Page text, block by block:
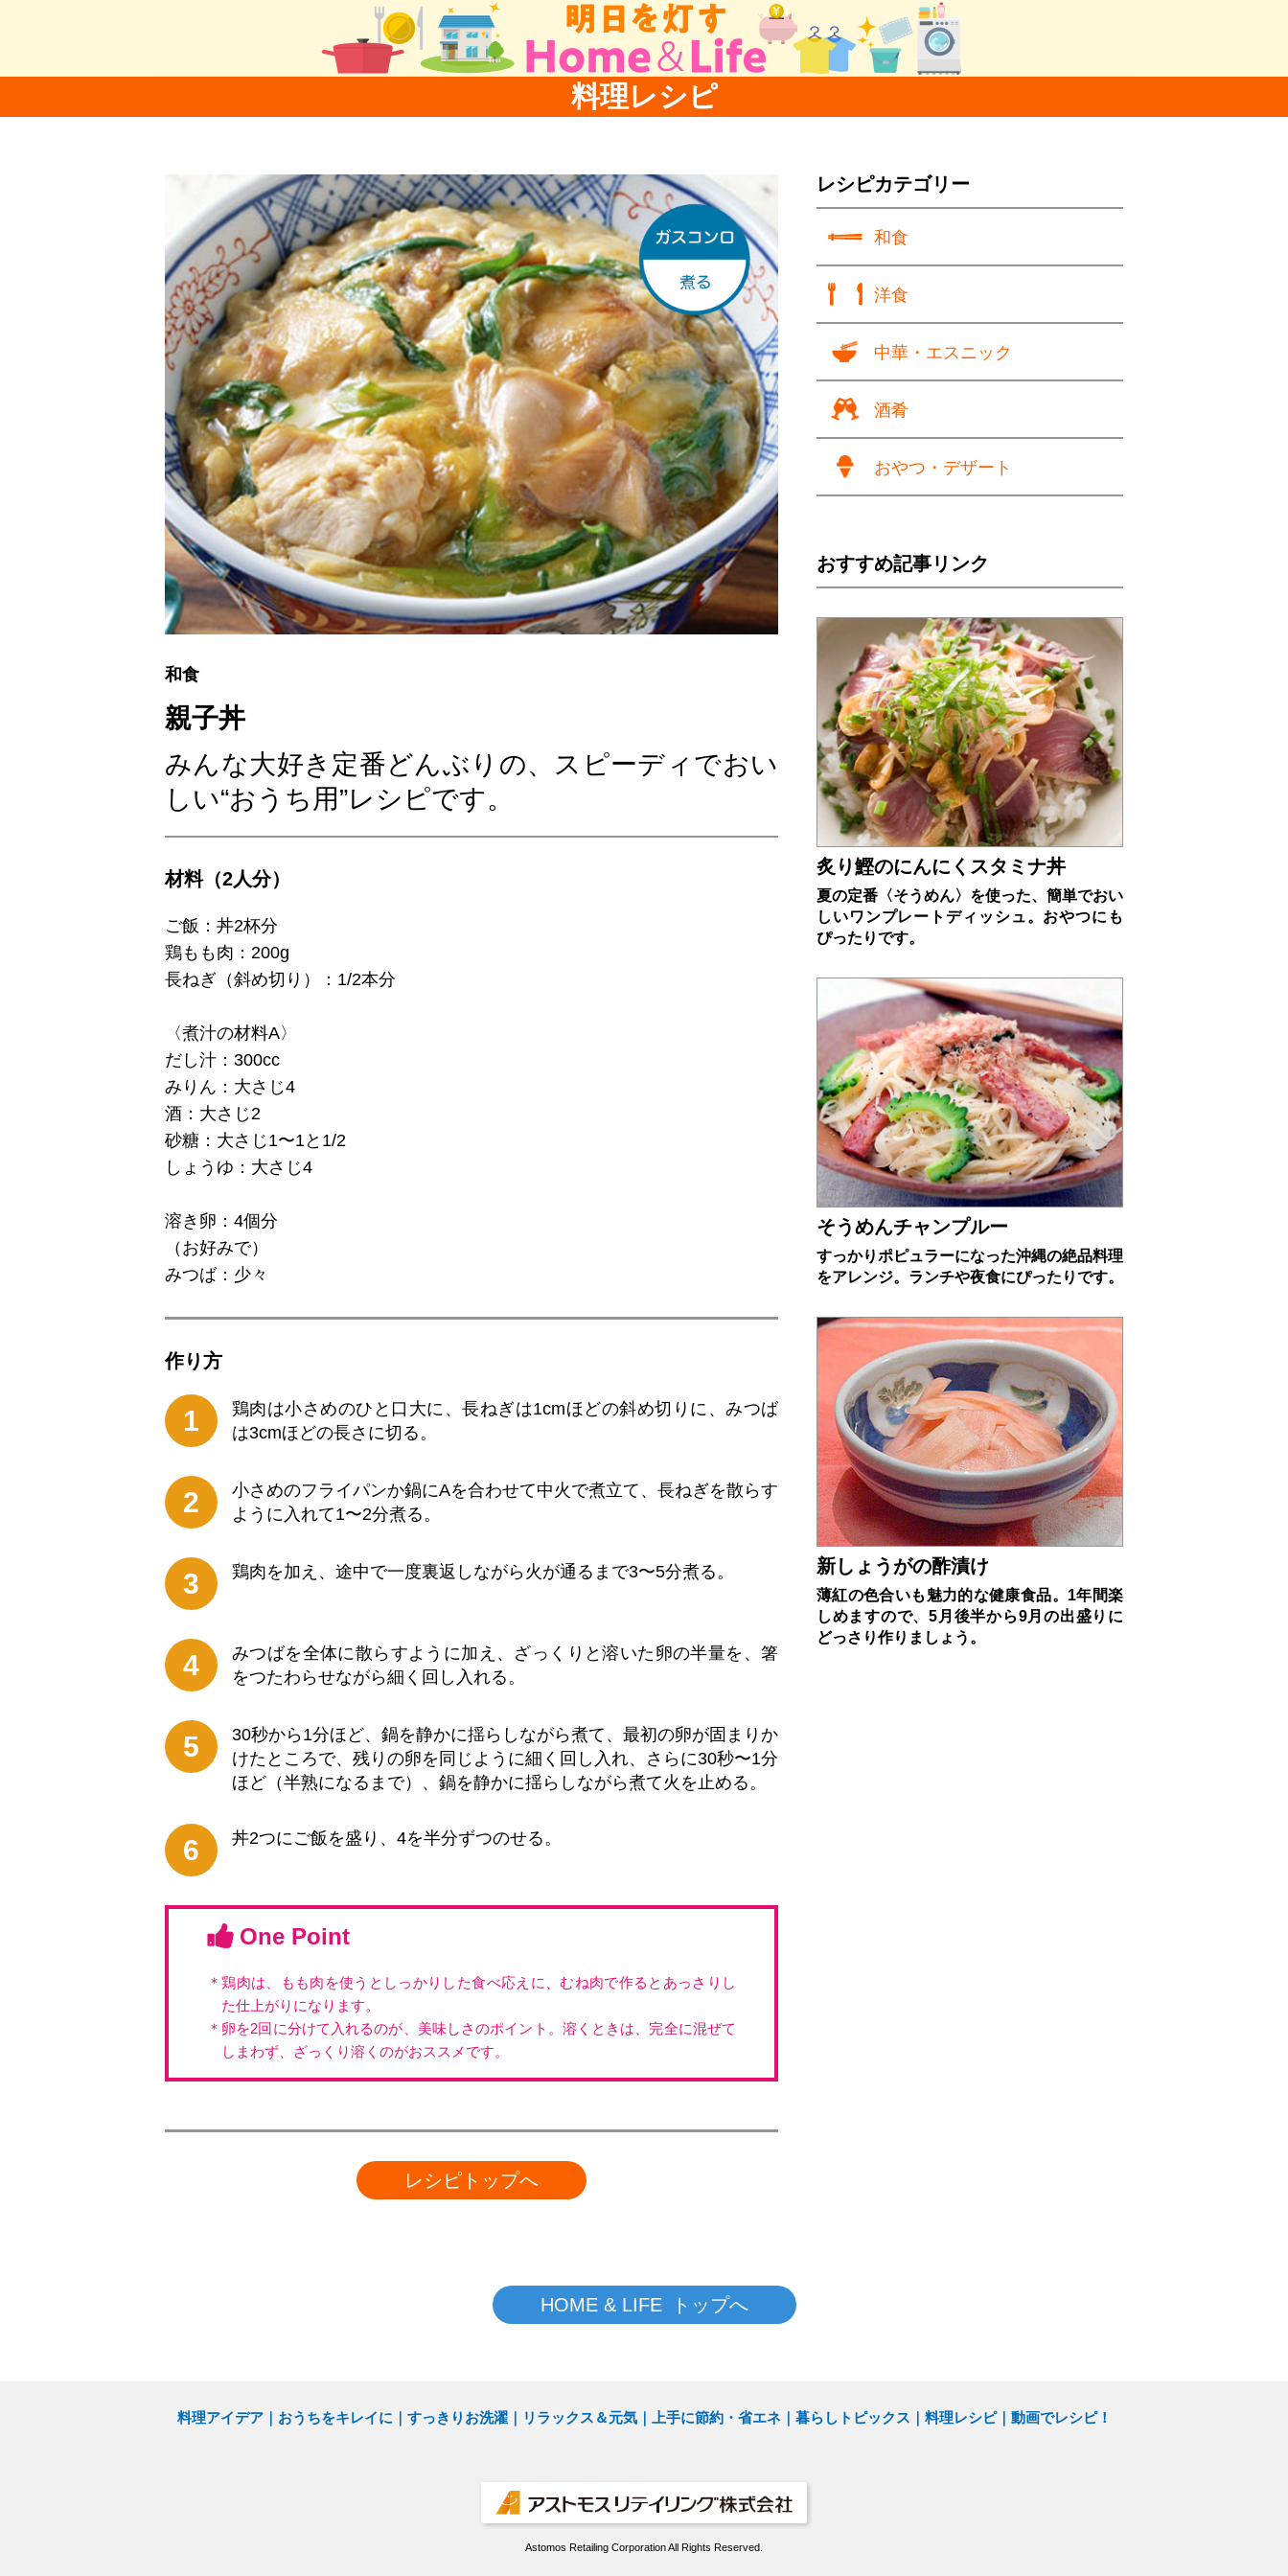
料理レシピ
レシピカテゴリー
和食
洋食
中華・エスニック
酒肴
おやつ・デザート
おすすめ記事リンク
炙り鰹のにんにくスタミナ丼
夏の定番〈そうめん〉を使った、簡単でおい
しいワンプレートディッシュ。おやつにも
ぴったりです。
そうめんチャンプルー
すっかりポピュラーになった沖縄の絶品料理
をアレンジ。ランチや夜食にぴったりです。
新しょうがの酢漬け
薄紅の色合いも魅力的な健康食品。1年間楽
しめますので、5月後半から9月の出盛りに
どっさり作りましょう。
和食
親子丼
みんな大好き定番どんぶりの、スピーディでおい
しい“おうち用”レシピです。
材料（2人分）
ご飯：丼2杯分
鶏もも肉：200g
長ねぎ（斜め切り）：1/2本分
〈煮汁の材料A〉
だし汁：300cc
みりん：大さじ4
酒：大さじ2
砂糖：大さじ1〜1と1/2
しょうゆ：大さじ4
溶き卵：4個分
（お好みで）
みつば：少々
作り⽅
1
鶏肉は小さめのひと口大に、長ねぎは1cmほどの斜め切りに、みつば
は3cmほどの長さに切る。
2
小さめのフライパンか鍋にAを合わせて中火で煮立て、長ねぎを散らす
ように入れて1〜2分煮る。
3 鶏肉を加え、途中で一度裏返しながら火が通るまで3〜5分煮る。
4
みつばを全体に散らすように加え、ざっくりと溶いた卵の半量を、箸
をつたわらせながら細く回し入れる。
5
30秒から1分ほど、鍋を静かに揺らしながら煮て、最初の卵が固まりか
けたところで、残りの卵を同じように細く回し入れ、さらに30秒〜1分
ほど（半熟になるまで）、鍋を静かに揺らしながら煮て火を止める。
6 丼2つにご飯を盛り、4を半分ずつのせる。
One Point
＊鶏肉は、もも肉を使うとしっかりした食べ応えに、むね肉で作るとあっさりし
た仕上がりになります。
＊卵を2回に分けて入れるのが、美味しさのポイント。溶くときは、完全に混ぜて
しまわず、ざっくり溶くのがおススメです。
レシピトップへ
HOME & LIFE トップへ
料理アイデア おうちをキレイに すっきりお洗濯 リラックス＆元気 上手に節約・省エネ 暮らしトピックス 料理レシピ 動画でレシピ！
Astomos Retailing Corporation All Rights Reserved.